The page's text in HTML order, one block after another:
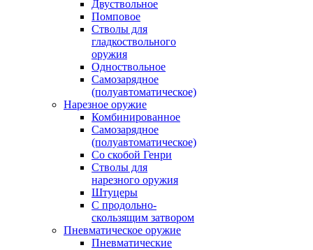
Двуствольное
Помповое
Стволы для
гладкоствольного
оружия
Одноствольное
Самозарядное
(полуавтоматическое)
Нарезное оружие
Комбинированное
Самозарядное
(полуавтоматическое)
Со скобой Генри
Стволы для
нарезного оружия
Штуцеры
С продольно-
скользящим затвором
Пневматическое оружие
Пневматические